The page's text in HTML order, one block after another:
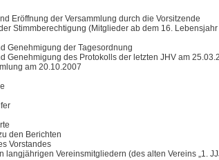
Eröffnung der Versammlung durch die Vorsitzende
Stimmberechtigung (Mitglieder ab dem 16.
Genehmigung der Tagesordnung
Genehmigung des Protokolls der letzten JHV am
am 20.10.2007
den Berichten
Vorstandes
langjährigen Vereinsmitgliedern (des alten Vereins „1.